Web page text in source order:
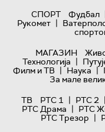
СПОРТ
Фудбал
Рукомет |
МАГАЗИН
Технологијa |
Филм и ТВ | Наука |
За мале
ТВ
РТС 1 | РТС 2 |
РТС Драма | РТС
РТС Трезор |